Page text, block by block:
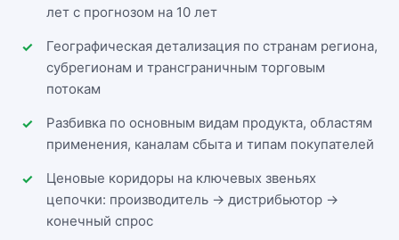
лет с прогнозом на 10 лет
Географическая детализация по странам региона,
субрегионам и трансграничным торговым
потокам
Разбивка по основным видам продукта, областям
применения, каналам сбыта и типам покупателей
Ценовые коридоры на ключевых звеньях
цепочки: производитель → дистрибьютор →
конечный спрос